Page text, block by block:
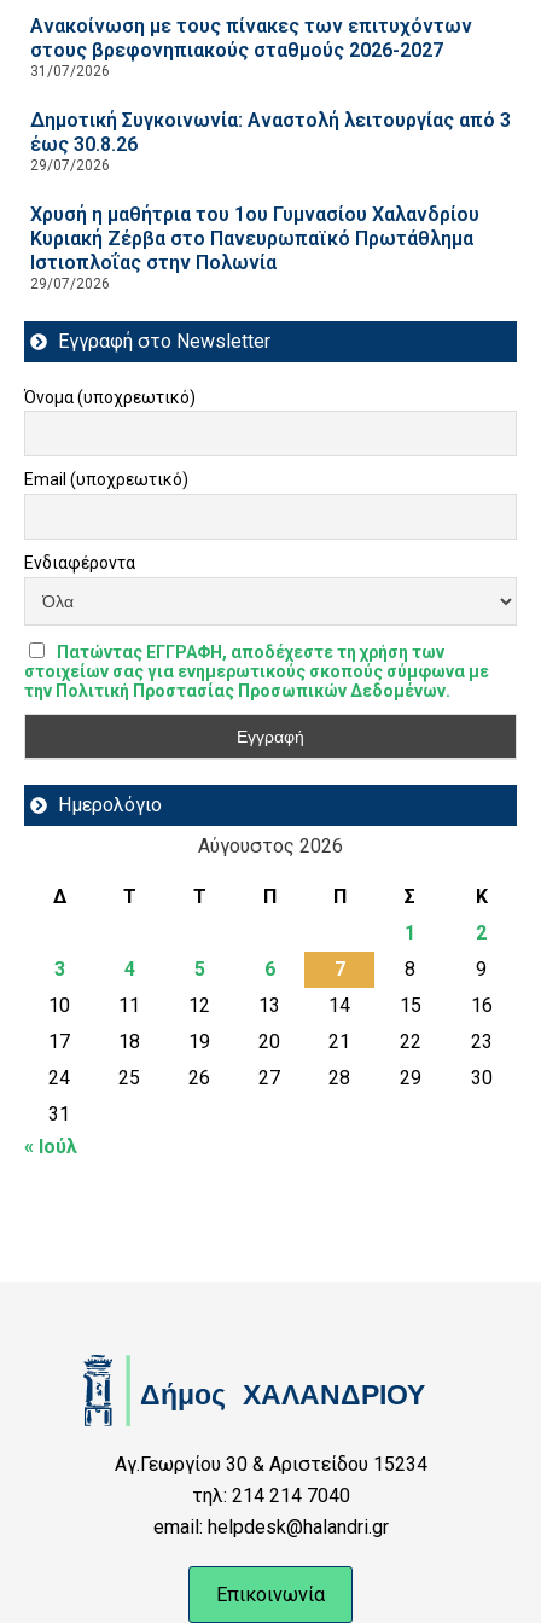
Ανακοίνωση με τους πίνακες των επιτυχόντων
στους βρεφονηπιακούς σταθμούς 2026-2027
31/07/2026
Δημοτική Συγκοινωνία: Αναστολή λειτουργίας από 3
έως 30.8.26
29/07/2026
Χρυσή η μαθήτρια του 1ου Γυμνασίου Χαλανδρίου
Κυριακή Ζέρβα στο Πανευρωπαϊκό Πρωτάθλημα
Ιστιοπλοΐας στην Πολωνία
29/07/2026
Εγγραφή στο Newsletter
Όνομα (υποχρεωτικό)
Email (υποχρεωτικό)
Ενδιαφέροντα
Πατώντας ΕΓΓΡΑΦΗ, αποδέχεστε τη χρήση των
στοιχείων σας για ενημερωτικούς σκοπούς σύμφωνα με
την Πολιτική Προστασίας Προσωπικών Δεδομένων.
Ημερολόγιο
Αύγουστος 2026
Δ Τ Τ Π Π Σ
Κ
1
2
3
4 5 6 7 8
9
10
11 12 13 14 15
16
17
18 19 20 21 22
23
24
25 26 27 28 29
30
31
« Ιούλ
Αγ.Γεωργίου 30 & Αριστείδου 15234
τηλ: 214 214 7040
email: helpdesk@halandri.gr
Επικοινωνία